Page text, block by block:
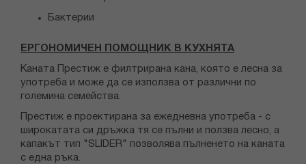
Бактерии
ЕРГОНОМИЧЕН ПОМОЩНИК В КУХНЯТА
Каната Престиж е филтрирана кана, която е лесна за
употреба и може да се използва от различни по
големина семейства.
Престиж е проектирана за ежедневна употреба - с
широкатата си дръжка тя се пълни и ползва лесно, а
капакът тип "SLIDER" позволява пълненето на каната
с една ръка.